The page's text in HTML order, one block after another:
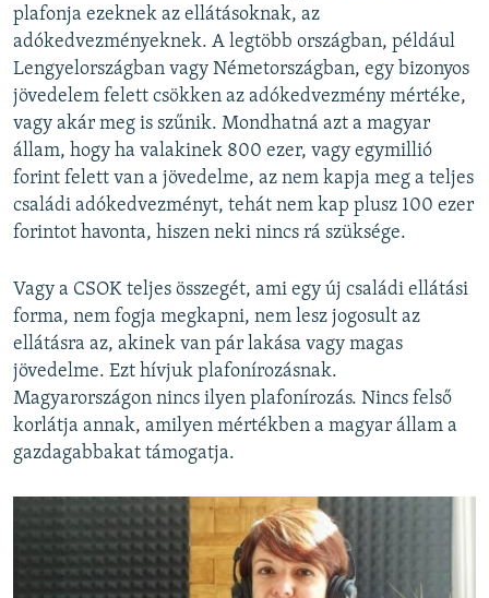
plafonja ezeknek az ellátásoknak, az
adókedvezményeknek. A legtöbb országban, például
Lengyelországban vagy Németországban, egy bizonyos
jövedelem felett csökken az adókedvezmény mértéke,
vagy akár meg is szűnik. Mondhatná azt a magyar
állam, hogy ha valakinek 800 ezer, vagy egymillió
forint felett van a jövedelme, az nem kapja meg a teljes
családi adókedvezményt, tehát nem kap plusz 100 ezer
forintot havonta, hiszen neki nincs rá szüksége.
Vagy a CSOK teljes összegét, ami egy új családi ellátási
forma, nem fogja megkapni, nem lesz jogosult az
ellátásra az, akinek van pár lakása vagy magas
jövedelme. Ezt hívjuk plafonírozásnak.
Magyarországon nincs ilyen plafonírozás. Nincs felső
korlátja annak, amilyen mértékben a magyar állam a
gazdagabbakat támogatja.